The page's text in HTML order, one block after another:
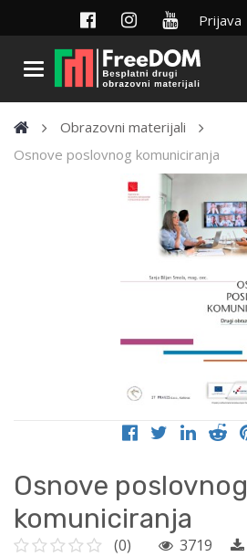
Prijava
Obrazovni materijali
Osnove poslovnog komuniciranja
Osnove poslovnog
komuniciranja
(0) 3719